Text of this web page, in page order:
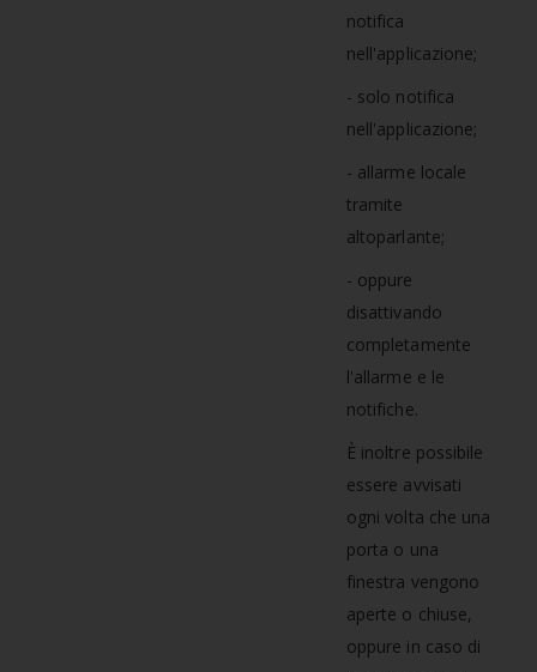
notifica
nell'applicazione;
- solo notifica
nell'applicazione;
- allarme locale
tramite
altoparlante;
- oppure
disattivando
completamente
l'allarme e le
notifiche.
È inoltre possibile
essere avvisati
ogni volta che una
porta o una
finestra vengono
aperte o chiuse,
oppure in caso di